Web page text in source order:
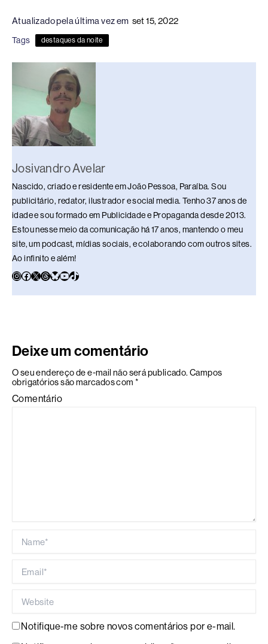
c
e
b
o
o
e
a
d
s
e
dI
n
sk
at
s
p
y
n
Atualizado pela última vez em set 15, 2022
Tags destaques da noite
Josivandro Avelar
Nascido, criado e residente em João Pessoa, Paraíba. Sou
publicitário, redator, ilustrador e social media. Tenho 37 anos de
idade e sou formado em Publicidade e Propaganda desde 2013.
Estou nesse meio da comunicação há 17 anos, mantendo o meu
site, um podcast, mídias sociais, e colaborando com outros sites.
Ao infinito e além!
Deixe um comentário
O seu endereço de e-mail não será publicado. Campos
obrigatórios são marcados com *
Comentário
Notifique-me sobre novos comentários por e-mail.